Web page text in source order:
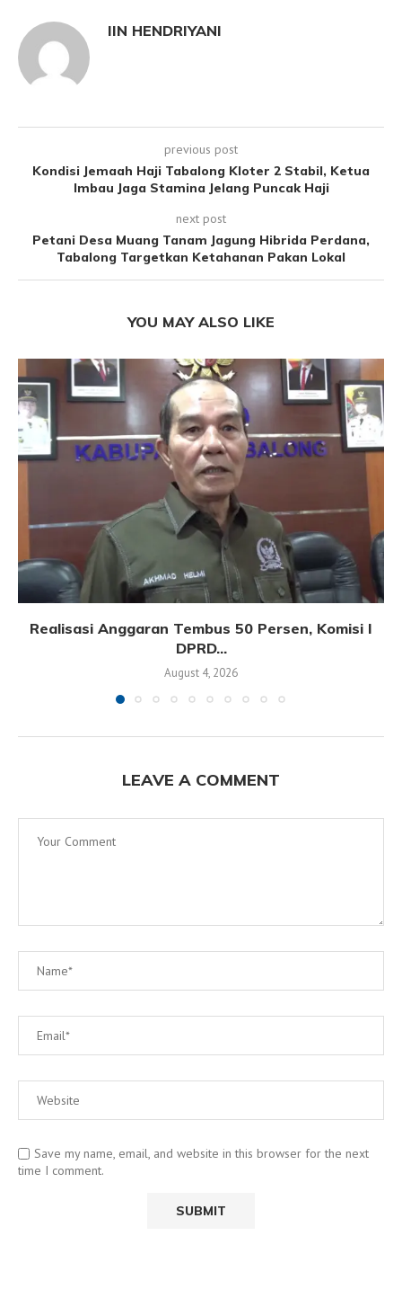
IIN HENDRIYANI
previous post
Kondisi Jemaah Haji Tabalong Kloter 2 Stabil, Ketua
Imbau Jaga Stamina Jelang Puncak Haji
next post
Petani Desa Muang Tanam Jagung Hibrida Perdana,
Tabalong Targetkan Ketahanan Pakan Lokal
YOU MAY ALSO LIKE
Realisasi Anggaran Tembus 50 Persen, Komisi I
DPRD...
August 4, 2026
LEAVE A COMMENT
Save my name, email, and website in this browser for the next
time I comment.